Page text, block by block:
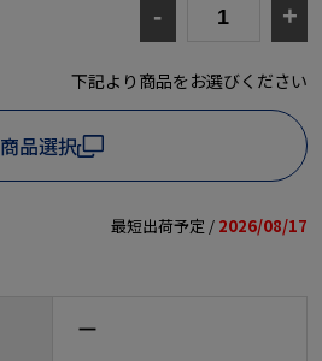
- +
下記より商品をお選びください
商品選択
最短出荷予定 / 2026/08/17
ー